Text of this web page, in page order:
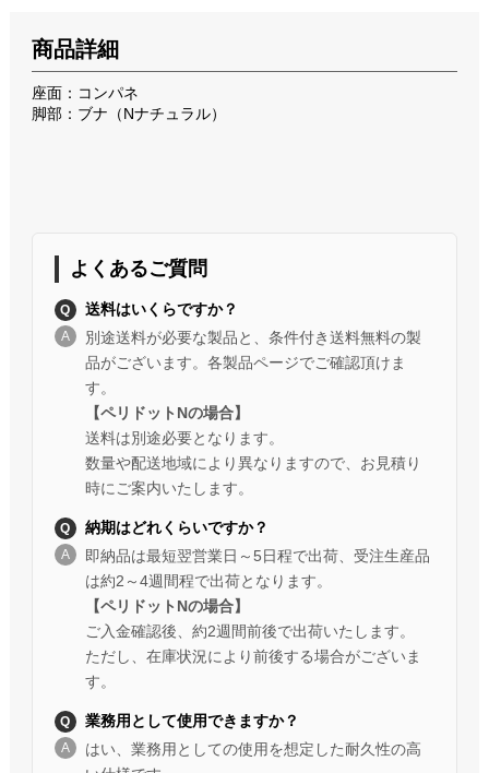
商品詳細
座面：コンパネ
脚部：ブナ（Nナチュラル）
よくあるご質問
送料はいくらですか？
別途送料が必要な製品と、条件付き送料無料の製
品がございます。各製品ページでご確認頂けま
す。
【ペリドットNの場合】
送料は別途必要となります。
数量や配送地域により異なりますので、お見積り
時にご案内いたします。
納期はどれくらいですか？
即納品は最短翌営業日～5日程で出荷、受注生産品
は約2～4週間程で出荷となります。
【ペリドットNの場合】
ご入金確認後、約2週間前後で出荷いたします。
ただし、在庫状況により前後する場合がございま
す。
業務用として使用できますか？
はい、業務用としての使用を想定した耐久性の高